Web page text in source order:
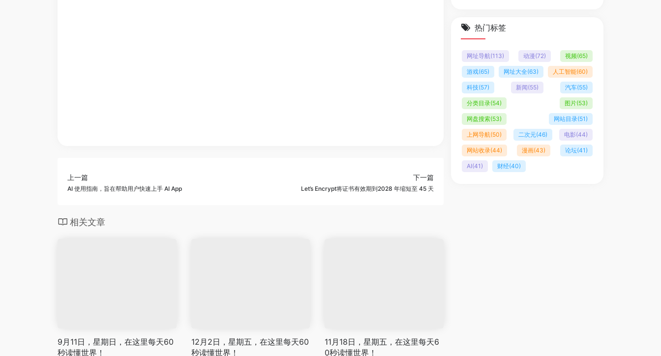
上一篇
AI 使用指南，旨在帮助用户快速上手 AI App
下一篇
Let’s Encrypt将证书有效期到2028 年缩短至 45 天
相关文章
9月11日，星期日，在这里每天60
秒读懂世界！
12月2日，星期五，在这里每天60
秒读懂世界！
11月18日，星期五，在这里每天6
0秒读懂世界！
热门标签
网址导航(113) 动漫(72) 视频(65)
游戏(65) 网址大全(63) 人工智能(60)
科技(57) 新闻(55) 汽车(55)
分类目录(54) 图片(53)
网盘搜索(53) 网站目录(51)
上网导航(50) 二次元(46) 电影(44)
网站收录(44) 漫画(43) 论坛(41)
AI(41) 财经(40)